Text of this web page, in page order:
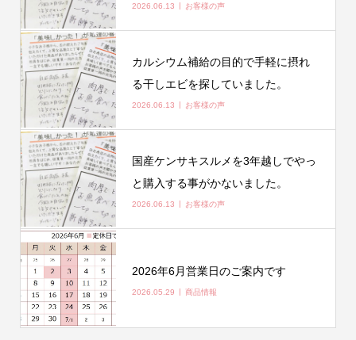
2026.06.13 お客様の声
カルシウム補給の目的で手軽に摂れ
る干しエビを探していました。
2026.06.13 お客様の声
国産ケンサキスルメを3年越しでやっ
と購入する事がかないました。
2026.06.13 お客様の声
2026年6月営業日のご案内です
2026.05.29 商品情報